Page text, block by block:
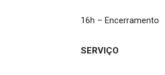
16h – Encerramento
SERVIÇO